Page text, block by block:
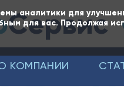
аналитики для
для вас. Продолжая
Сервис
КОМПАНИИ